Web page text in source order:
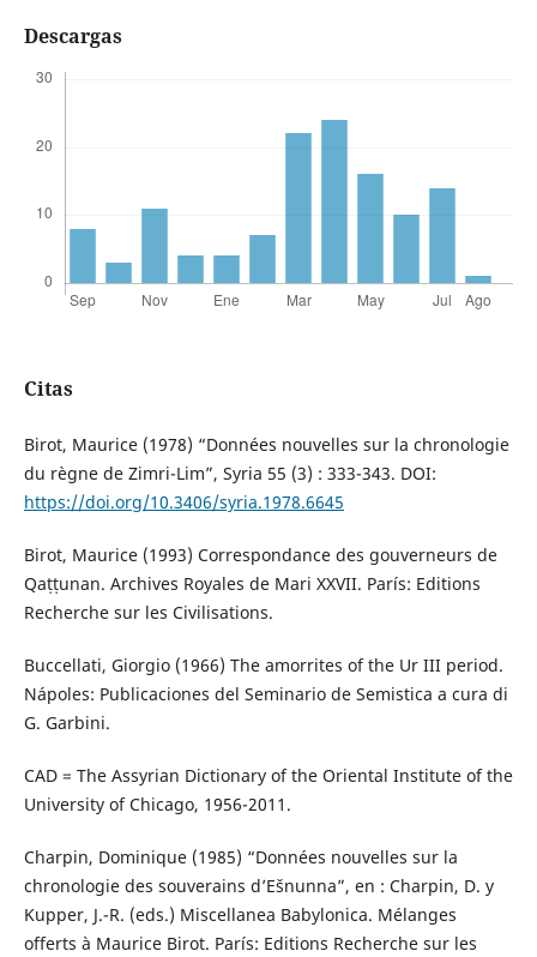
Descargas
Citas
Birot, Maurice (1978) “Données nouvelles sur la chronologie
du règne de Zimri-Lim”, Syria 55 (3) : 333-343. DOI:
https://doi.org/10.3406/syria.1978.6645
Birot, Maurice (1993) Correspondance des gouverneurs de
Qaṭṭunan. Archives Royales de Mari XXVII. París: Editions
Recherche sur les Civilisations.
Buccellati, Giorgio (1966) The amorrites of the Ur III period.
Nápoles: Publicaciones del Seminario de Semistica a cura di
G. Garbini.
CAD = The Assyrian Dictionary of the Oriental Institute of the
University of Chicago, 1956-2011.
Charpin, Dominique (1985) “Données nouvelles sur la
chronologie des souverains d’Ešnunna”, en : Charpin, D. y
Kupper, J.-R. (eds.) Miscellanea Babylonica. Mélanges
offerts à Maurice Birot. París: Editions Recherche sur les